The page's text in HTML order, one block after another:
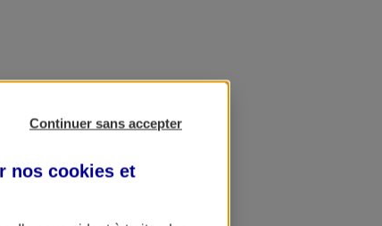
Continuer sans accepter
nos cookies et